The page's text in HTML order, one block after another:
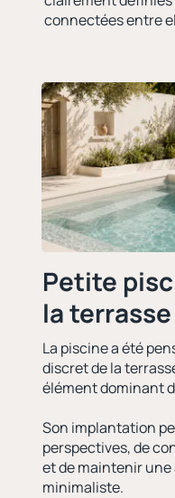
connectées entre
Petite
la terrasse
La piscine a été
discret de la
élément dominant
Son implantation
perspectives, de
et de maintenir
minimaliste.